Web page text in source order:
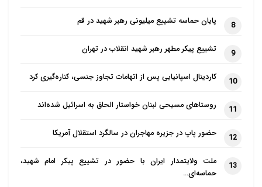
8 پایان حماسه تشییع میلیونی رهبر شهید در قم
9 تشییع پیکر مطهر رهبر شهید انقلاب در تهران
10 کاردینال اسپانیایی پس از اتهامات تجاوز جنسی، کناره‌گیری کرد
11 روستاهای مسیحی لبنان خواستار الحاق به اسرائیل شده‌اند
12 حضور پاپ در جزیره مهاجران در سالگرد استقلال آمریکا
13
ملت ولایتمدار ایران با حضور در تشییع پیکر امام شهید،
حماسه‌ای…